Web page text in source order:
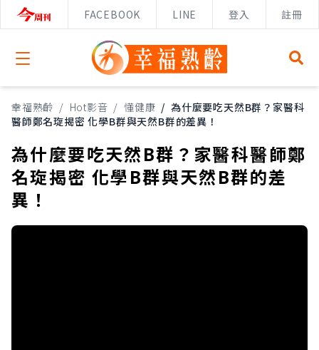
FACEBOOK LINE 登入 註冊
Open menu
幸福熟齡 / Hot影音 / 懂健康 / 為什麼要吃天然B群？家醫科
醫師鄭名琁揭密 化學B群與天然B群的差異！
為什麼要吃天然B群？家醫科醫師鄭
名琁揭密 化學B群與天然B群的差
異！